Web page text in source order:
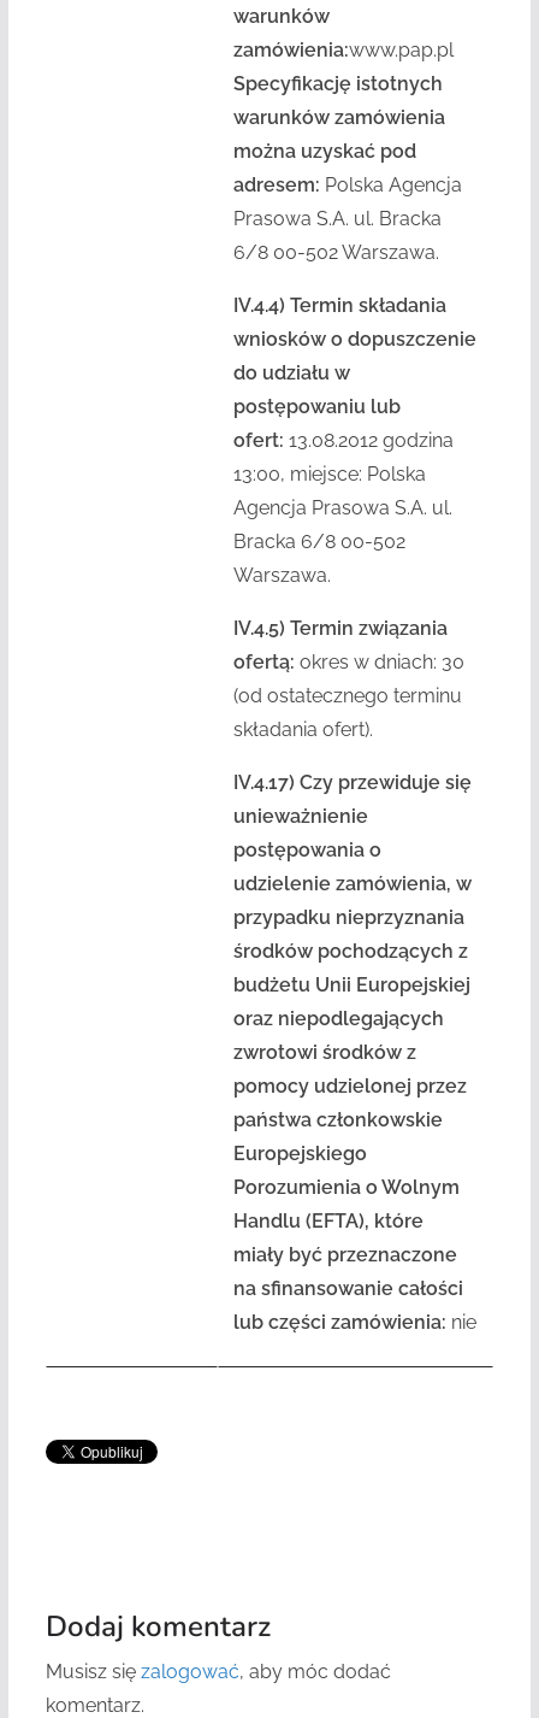
warunków
zamówienia:www.pap.pl
Specyfikację istotnych
warunków zamówienia
można uzyskać pod
adresem: Polska Agencja
Prasowa S.A. ul. Bracka
6/8 00-502 Warszawa.
IV.4.4) Termin składania
wniosków o dopuszczenie
do udziału w
postępowaniu lub
ofert: 13.08.2012 godzina
13:00, miejsce: Polska
Agencja Prasowa S.A. ul.
Bracka 6/8 00-502
Warszawa.
IV.4.5) Termin związania
ofertą: okres w dniach: 30
(od ostatecznego terminu
składania ofert).
IV.4.17) Czy przewiduje się
unieważnienie
postępowania o
udzielenie zamówienia, w
przypadku nieprzyznania
środków pochodzących z
budżetu Unii Europejskiej
oraz niepodlegających
zwrotowi środków z
pomocy udzielonej przez
państwa członkowskie
Europejskiego
Porozumienia o Wolnym
Handlu (EFTA), które
miały być przeznaczone
na sfinansowanie całości
lub części zamówienia: nie
Dodaj komentarz
Musisz się zalogować, aby móc dodać
komentarz.